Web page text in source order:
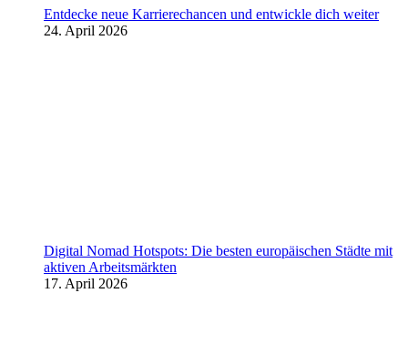
Entdecke neue Karrierechancen und entwickle dich weiter
24. April 2026
Digital Nomad Hotspots: Die besten europäischen Städte mit
aktiven Arbeitsmärkten
17. April 2026